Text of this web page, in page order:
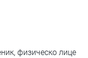
физическо лице